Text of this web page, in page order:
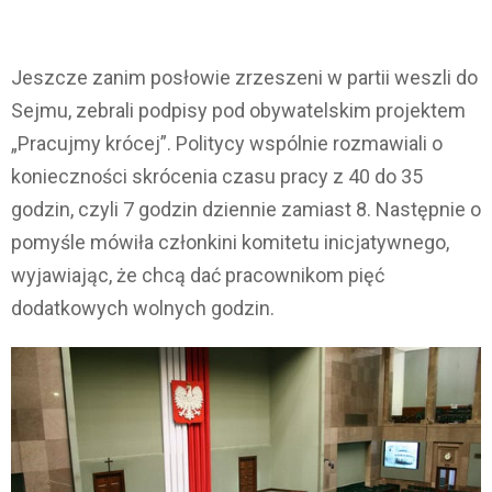
Jeszcze zanim posłowie zrzeszeni w partii weszli do
Sejmu, zebrali podpisy pod obywatelskim projektem
„Pracujmy krócej”. Politycy wspólnie rozmawiali o
konieczności skrócenia czasu pracy z 40 do 35
godzin, czyli 7 godzin dziennie zamiast 8. Następnie o
pomyśle mówiła członkini komitetu inicjatywnego,
wyjawiając, że chcą dać pracownikom pięć
dodatkowych wolnych godzin.